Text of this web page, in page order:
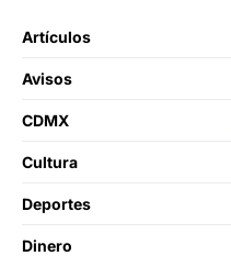
Artículos
Avisos
CDMX
Cultura
Deportes
Dinero